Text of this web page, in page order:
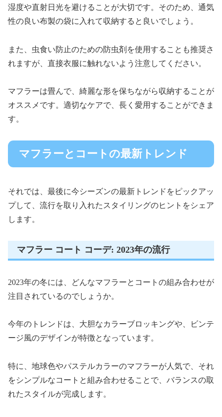
湿度や直射日光を避けることが大切です。そのため、通気
性の良い布製の袋に入れて収納すると良いでしょう。
また、虫食い防止のための防虫剤を使用することも推奨さ
れますが、直接衣服に触れないよう注意してください。
マフラーは畳んで、綺麗な形を保ちながら収納することが
オススメです。適切なケアで、長く愛用することができま
す。
マフラーとコートの最新トレンド
それでは、最後に今シーズンの最新トレンドをピックアッ
プして、流行を取り入れたスタイリングのヒントをシェア
します。
マフラー コート コーデ: 2023年の流行
2023年の冬には、どんなマフラーとコートの組み合わせが
注目されているのでしょうか。
今年のトレンドは、大胆なカラーブロッキングや、ビンテ
ージ風のデザインが特徴となっています。
特に、地球色やパステルカラーのマフラーが人気で、それ
をシンプルなコートと組み合わせることで、バランスの取
れたスタイルが完成します。